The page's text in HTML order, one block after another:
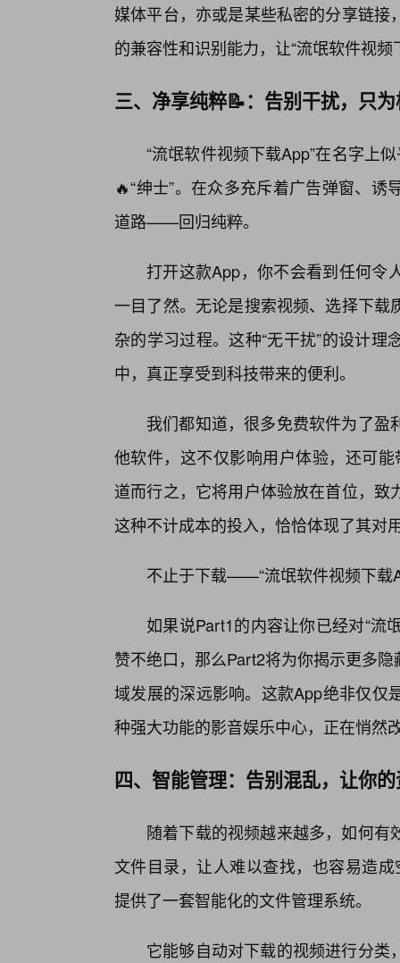
媒体平台，亦或是某些私密的分享链
的兼容性和识别能力，让“流氓软件视
三、净享纯粹📝：告别干扰，只
“流氓软件视频下载App”在名字上
🔥“绅士”。在众多充斥着广告弹窗、
道路——回归纯粹。
打开这款App，你不会看到任何令
一目了然。无论是搜索视频、选择下
杂的学习过程。这种“无干扰”的设计
中，真正享受到科技带来的便利。
我们都知道，很多免费软件为了
他软件，这不仅影响用户体验，还可
道而行之，它将用户体验放在首位，
这种不计成本的投入，恰恰体现了其对
不止于下载——“流氓软件视频下载
如果说Part1的内容让你已经对“流
赞不绝口，那么Part2将为你揭示更多
域发展的深远影响。这款App绝非仅仅
种强大功能的影音娱乐中心，正在悄然
四、智能管理：告别混乱，让你
随着下载的视频越来越多，如何
文件目录，让人难以查找，也容易造
提供了一套智能化的文件管理系统。
它能够自动对下载的视频进行分